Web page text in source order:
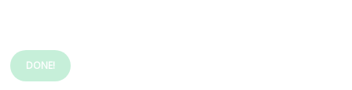
DONE!